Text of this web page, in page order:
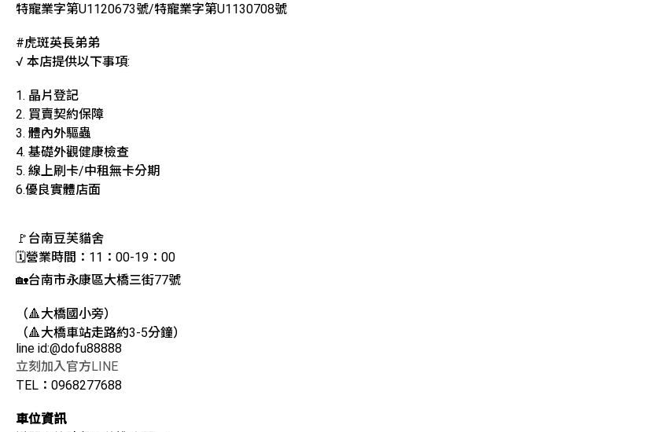
特寵業字第U1120673號/特寵業字第U1130708號
#虎斑英長弟弟
√ 本店提供以下事項:
1. 晶片登記
2. 買賣契約保障
3. 體內外驅蟲
4. 基礎外觀健康檢查
5. 線上刷卡/中租無卡分期
6.優良實體店面
🚩台南豆芙貓舍
🗓️營業時間：11：00-19：00
🏡台南市永康區大橋三街77號
（🔺大橋國小旁）
（🔺大橋車站走路約3-5分鐘）
line id:@dofu88888
立刻加入官方LINE
TEL：0968277688
車位資訊